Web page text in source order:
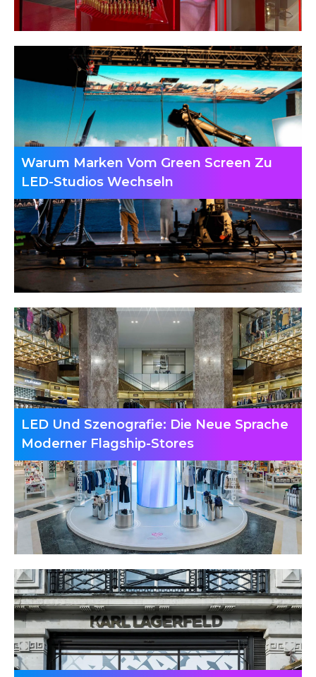
Warum Marken Vom Green Screen Zu
LED-Studios Wechseln
LED Und Szenografie: Die Neue Sprache
Moderner Flagship-Stores